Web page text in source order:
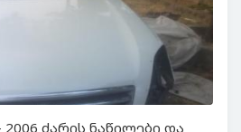
- 2006 ძარის ნაწილები და